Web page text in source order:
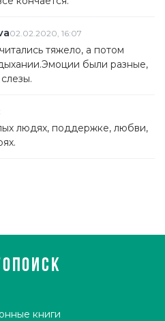
02.02.2020, 16:07
тяжело, а потом
были разные,
людях, поддержке, любви,
книги